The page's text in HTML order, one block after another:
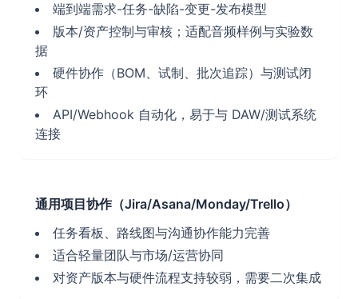
端到端需求-任务-缺陷-变更-发布模型
版本/资产控制与审核；适配音频样例与实验数
据
硬件协作（BOM、试制、批次追踪）与测试闭
环
API/Webhook 自动化，易于与 DAW/测试系统
连接
通用项目协作（Jira/Asana/Monday/Trello）
任务看板、路线图与沟通协作能力完善
适合轻量团队与市场/运营协同
对资产版本与硬件流程支持较弱，需要二次集成